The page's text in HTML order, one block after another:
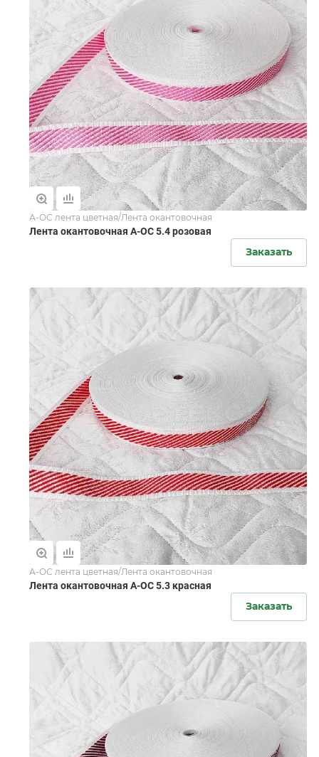
А-ОС лента цветная/Лента окантовочная
Лента окантовочная А-ОС 5.4 розовая
Заказать
А-ОС лента цветная/Лента окантовочная
Лента окантовочная А-ОС 5.3 красная
Заказать